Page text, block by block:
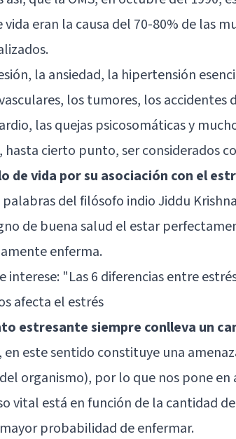
vida eran la causa del 70-80% de las
la ansiedad, la hipertensión
los tumores, los accidentes
las quejas psicosomáticas y
hasta cierto punto, ser considerados
de vida por su asociación con el
palabras del filósofo indio Jiddu
de buena salud el estar
enferma.
interese: "Las 6 diferencias entre
afecta el estrés
estresante siempre conlleva un
, en este sentido constituye una
organismo), por lo que nos pone
vital está en función de la cantidad
probabilidad de enfermar.